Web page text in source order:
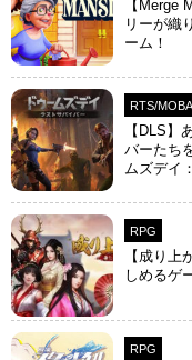
【Merge
リーが織
ーム！
RTS/MOBA
【DLS】
バーたち
ムズデイ
RPG
【成り
しめるゲ
RPG